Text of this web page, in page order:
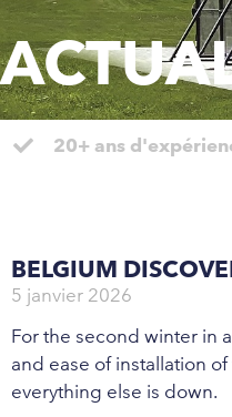
20+ ans
BELGIUM
5 janvier 2026
For the second winter in
and ease of installation
everything else is down.